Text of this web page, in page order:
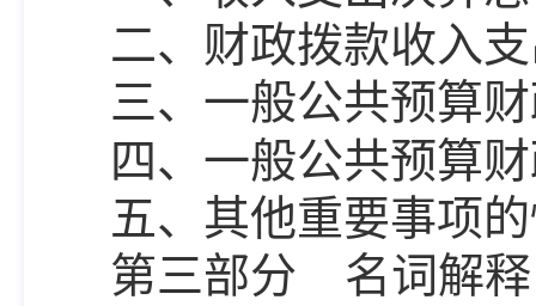
二、财政拨款收入
三、一般公共预算
四、一般公共预算
五、其他重要事项
第三部分
名词解释